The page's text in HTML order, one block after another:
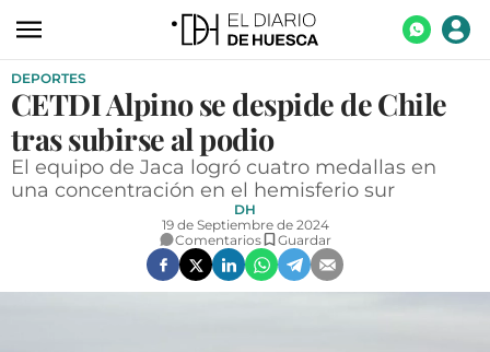
ACTUALIDAD
ECONOMÍA
TECNOLOGÍA
AGROALIMENTACIÓN
DEPORTES
DEPORTES
CETDI Alpino se despide de Chile
tras subirse al podio
El equipo de Jaca logró cuatro medallas en
una concentración en el hemisferio sur
DH
19 de Septiembre de 2024
Comentarios
Guardar